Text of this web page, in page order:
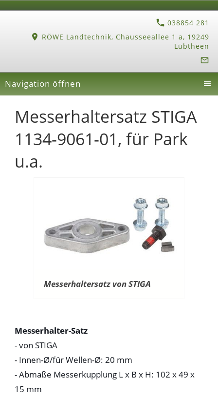
038854 281
RÖWE Landtechnik, Chausseeallee 1 a, 19249
Lübtheen
Navigation öffnen
Messerhaltersatz STIGA
1134-9061-01, für Park
u.a.
Messerhaltersatz von STIGA
Messerhalter-Satz
- von STIGA
- Innen-Ø/für Wellen-Ø: 20 mm
- Abmaße Messerkupplung L x B x H: 102 x 49 x
15 mm